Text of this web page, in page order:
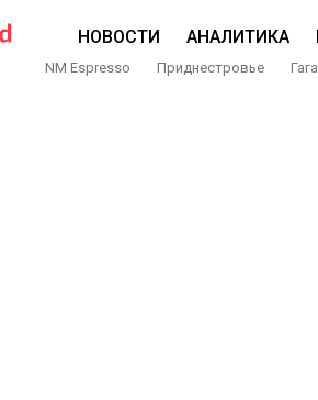
НОВОСТИ АНАЛИТИКА
NM Espresso Приднестровье